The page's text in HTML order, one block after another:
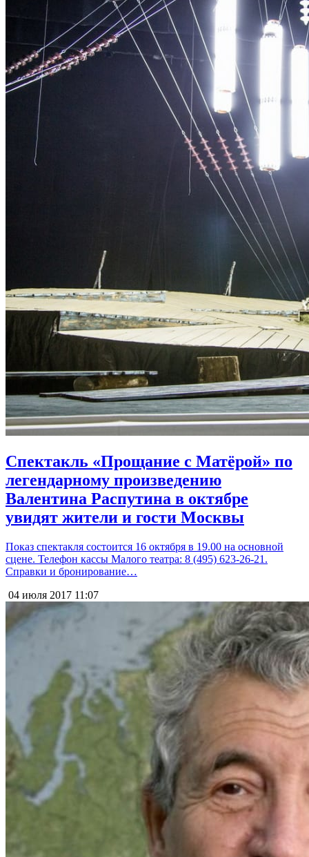
Спектакль «Прощание с Матёрой» по
легендарному произведению
Валентина Распутина в октябре
увидят жители и гости Москвы
Показ спектакля состоится 16 октября в 19.00 на основной
сцене. Телефон кассы Малого театра: 8 (495) 623-26-21.
Справки и бронирование…
04 июля 2017 11:07